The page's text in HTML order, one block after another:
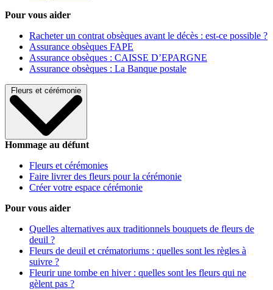
Pour vous aider
Racheter un contrat obsèques avant le décès : est-ce possible ?
Assurance obsèques FAPE
Assurance obsèques : CAISSE D’EPARGNE
Assurance obsèques : La Banque postale
Fleurs et cérémonie
Hommage au défunt
Fleurs et cérémonies
Faire livrer des fleurs pour la cérémonie
Créer votre espace cérémonie
Pour vous aider
Quelles alternatives aux traditionnels bouquets de fleurs de
deuil ?
Fleurs de deuil et crématoriums : quelles sont les règles à
suivre ?
Fleurir une tombe en hiver : quelles sont les fleurs qui ne
gèlent pas ?